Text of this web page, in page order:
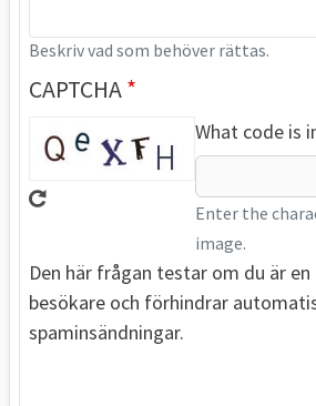
Beskriv vad som behöver rättas.
CAPTCHA
What code is
Enter the
image.
Den här frågan testar om du är
besökare och förhindrar
spaminsändningar.